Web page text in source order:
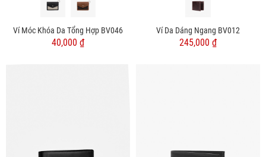
Ví Móc Khóa Da Tổng Hợp BV046
40,000 ₫
Ví Da Dáng Ngang BV012
245,000 ₫